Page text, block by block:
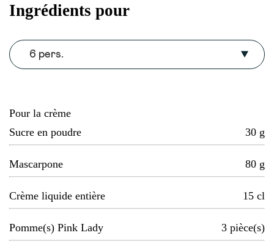
Ingrédients pour
6 pers.
Pour la crème
Sucre en poudre
30 g
Mascarpone 80 g
Crème liquide entière 15 cl
Pomme(s) Pink Lady 3 pièce(s)